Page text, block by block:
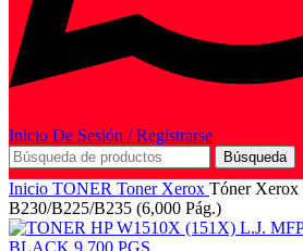
Inicio De Sesión / Registrarse
Búsqueda
Inicio TONER Toner Xerox Tóner Xerox
B230/B225/B235 (6,000 Pág.)